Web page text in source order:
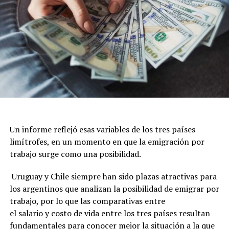
Un informe reflejó esas variables de los tres países
limítrofes, en un momento en que la emigración por
trabajo surge como una posibilidad.
Uruguay y Chile siempre han sido plazas atractivas para
los argentinos que analizan la posibilidad de emigrar por
trabajo, por lo que las comparativas entre
el salario y costo de vida entre los tres países resultan
fundamentales para conocer mejor la situación a la que